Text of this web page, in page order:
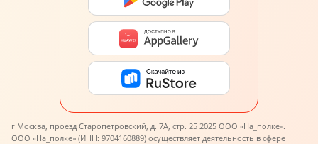
г Москва, проезд Старопетровский, д. 7А, стр. 25 2025 ООО «На_полке».
ООО «На_полке» (ИНН: 9704160889) осуществляет деятельность в сфере